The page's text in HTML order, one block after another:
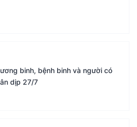
binh, bệnh binh và người có
dịp 27/7